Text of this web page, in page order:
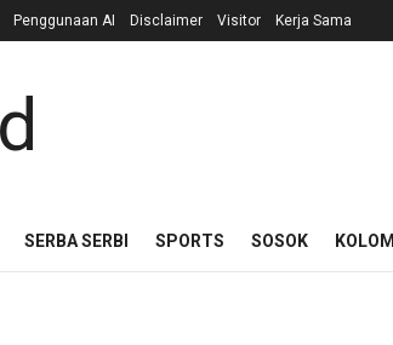
Penggunaan AI Disclaimer Visitor Kerja Sama
SERBA SERBI SPORTS SOSOK KOLOM